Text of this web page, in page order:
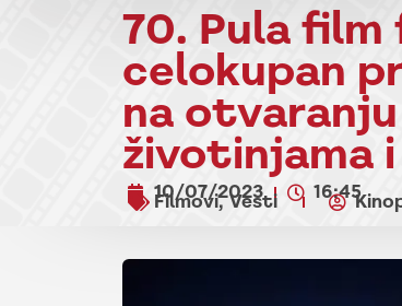
70. Pula
celokupan
na
životinjama
10/07/2023 16:45
Filmovi,Vesti